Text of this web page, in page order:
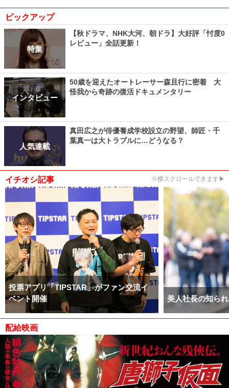
ピックアップ
特集
【秋ドラマ、NHK大河、朝ドラ】大好評「忖度0
レビュー」全話更新！
インタビュー
50歳を迎えたオートレーサー森且行に密着 大
怪我から奇跡の復活ドキュメンタリー
人気連載
真田広之が俳優養成学校設立の野望、師匠・千
葉真一は大トラブルに…どうなる？
イチオシ記事 ※横スクロールできます▶
投票アプリ「TIPSTAR」がファン交流イ
ベント開催
美人社長の知ら
配給映画